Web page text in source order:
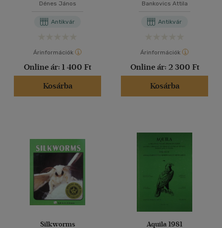
Dénes János
Antikvár
Árinformációk
Online ár: 1 400 Ft
Kosárba
Bankovics Attila
Antikvár
Árinformációk
Online ár: 2 300 Ft
Kosárba
Silkworms Aquila 1981